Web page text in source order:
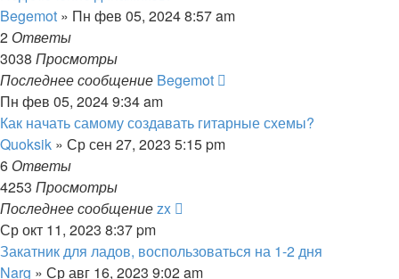
Begemot » Пн фев 05, 2024 8:57 am
2 Ответы
3038 Просмотры
Последнее сообщение Begemot
Пн фев 05, 2024 9:34 am
Как начать самому создавать гитарные схемы?
Quoksik » Ср сен 27, 2023 5:15 pm
6 Ответы
4253 Просмотры
Последнее сообщениеzx
Ср окт 11, 2023 8:37 pm
Закатник для ладов, воспользоваться на 1-2 дня
Narg » Ср авг 16, 2023 9:02 am